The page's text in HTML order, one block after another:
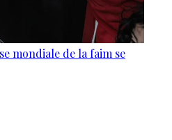
mondiale de la faim se